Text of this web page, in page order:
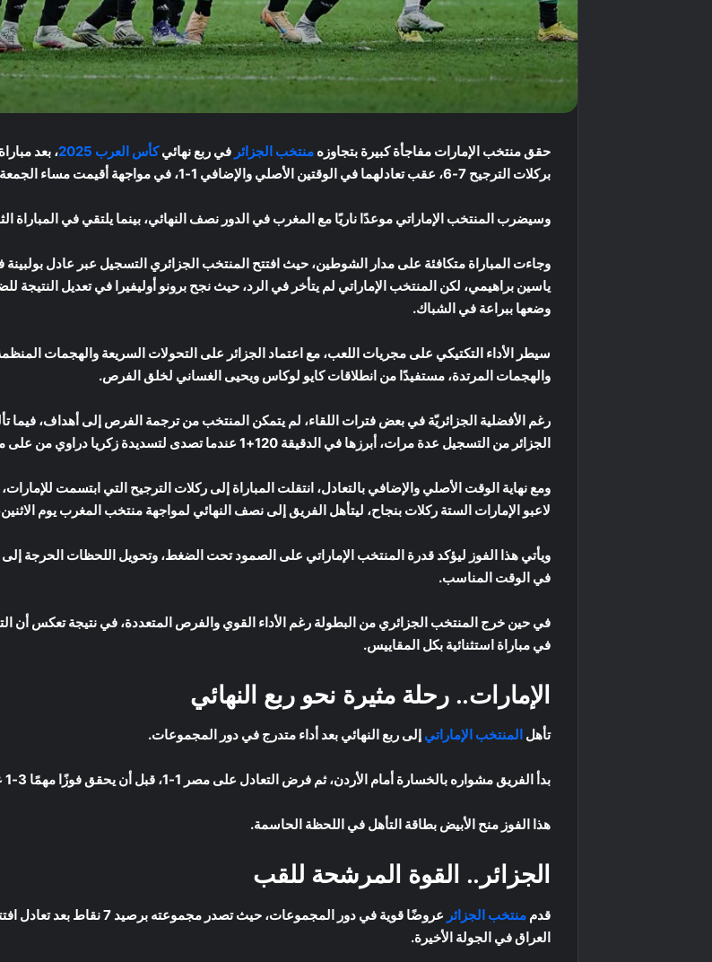
حقق منتخب الإمارات مفاجأة كبيرة بتجاوزهمنتخب الجزائر في ربع نهائيكأس العرب 2025
، بعد
بركلات الترجيح 7-6، عقب تعادلهما في الوقتين الأصلي والإضافي 1-1، في مواجهة أقيمت مساء الجمعة 12 ديسمبر 2025 على ستاد البيت.
وسيضرب المنتخب الإماراتي موعدًا ناريًا مع المغرب في الدور نصف النهائي، بينما يلتقي في المباراة
وضعها ببراعة في الشباك.
سيطر الأداء التكتيكي على مجريات اللعب، مع اعتماد الجزائر على التحولات السريعة والهجمات
والهجمات المرتدة، مستفيدًا من انطلاقات كايو لوكاس ويحيى الغساني لخلق الفرص.
رغم الأفضلية الجزائريّة في بعض فترات اللقاء، لم يتمكن المنتخب من ترجمة الفرص إلى أهداف،
الجزائر من التسجيل عدة مرات، أبرزها في الدقيقة 120+1 عندما تصدى لتسديدة زكريا دراوي من على مشارف منطقة الجزاء.
ومع نهاية الوقت الأصلي والإضافي بالتعادل، انتقلت المباراة إلى ركلات الترجيح التي ابتسمت
لاعبو الإمارات الستة ركلات بنجاح، ليتأهل الفريق إلى نصف النهائي لمواجهة منتخب المغرب يوم
ويأتي هذا الفوز ليؤكد قدرة المنتخب الإماراتي على الصمود تحت الضغط، وتحويل اللحظات الحرجة إلى
في الوقت المناسب.
في حين خرج المنتخب الجزائري من البطولة رغم الأداء القوي والفرص المتعددة، في نتيجة تعكس أن
في مباراة استثنائية بكل المقاييس.
الإمارات.. رحلة مثيرة نحو ربع النهائي
تأهل المنتخب الإماراتي إلى ربع النهائي بعد أداء متدرج في دور المجموعات.
بدأ الفريق مشواره بالخسارة أمام الأردن، ثم فرض التعادل على مصر 1-1، قبل أن يحقق فوزًا مهمًا 3-1 على الكويت في الجولة الأخيرة.
هذا الفوز منح الأبيض بطاقة التأهل في اللحظة الحاسمة.
الجزائر.. القوة المرشحة للقب
قدممنتخب الجزائر
عروضًا قوية في دور المجموعات،
العراق في الجولة الأخيرة.